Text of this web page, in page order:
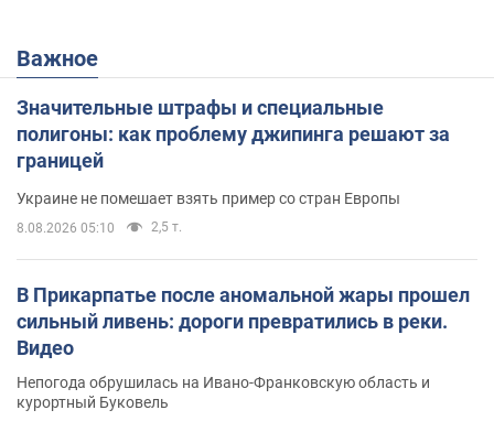
Важное
Значительные штрафы и специальные
полигоны: как проблему джипинга решают за
границей
Украине не помешает взять пример со стран Европы
8.08.2026 05:10 2,5 т.
В Прикарпатье после аномальной жары прошел
сильный ливень: дороги превратились в реки.
Видео
Непогода обрушилась на Ивано-Франковскую область и
курортный Буковель